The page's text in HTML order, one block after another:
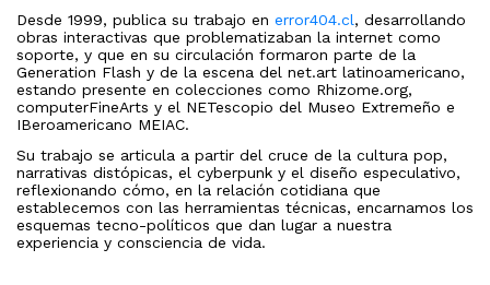
Desde 1999, publica su trabajo en error404.cl, desarrollando
obras interactivas que problematizaban la internet como
soporte, y que en su circulación formaron parte de la
Generation Flash y de la escena del net.art latinoamericano,
estando presente en colecciones como Rhizome.org,
computerFineArts y el NETescopio del Museo Extremeño e
IBeroamericano MEIAC.
Su trabajo se articula a partir del cruce de la cultura pop,
narrativas distópicas, el cyberpunk y el diseño especulativo,
reflexionando cómo, en la relación cotidiana que
establecemos con las herramientas técnicas, encarnamos los
esquemas tecno-políticos que dan lugar a nuestra
experiencia y consciencia de vida.